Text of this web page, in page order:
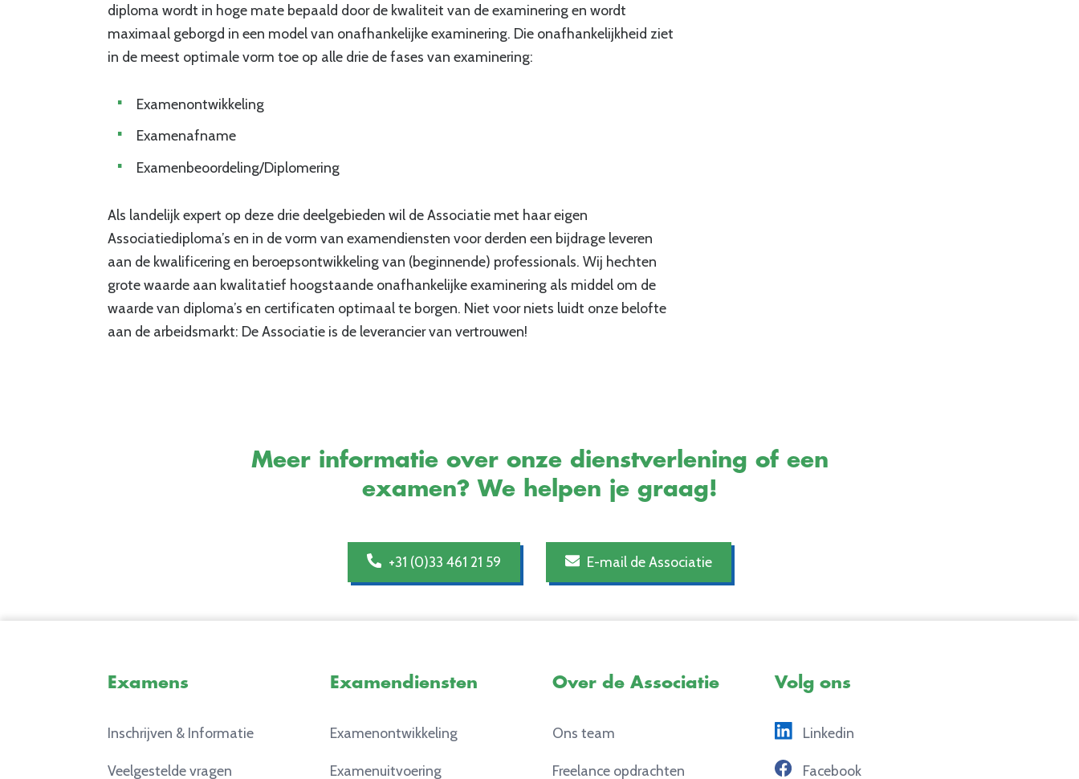
diploma wordt in hoge mate bepaald door de kwaliteit van de examinering en wordt
maximaal geborgd in een model van onafhankelijke examinering. Die onafhankelijkheid ziet
in de meest optimale vorm toe op alle drie de fases van examinering:
Examenontwikkeling
Examenafname
Examenbeoordeling/Diplomering
Als landelijk expert op deze drie deelgebieden wil de Associatie met haar eigen
Associatiediploma’s en in de vorm van examendiensten voor derden een bijdrage leveren
aan de kwalificering en beroepsontwikkeling van (beginnende) professionals. Wij hechten
grote waarde aan kwalitatief hoogstaande onafhankelijke examinering als middel om de
waarde van diploma’s en certificaten optimaal te borgen. Niet voor niets luidt onze belofte
aan de arbeidsmarkt: De Associatie is de leverancier van vertrouwen!
Meer informatie over onze dienstverlening of een
examen? We helpen je graag!
+31 (0)33 461 21 59 E-mail de Associatie
Examens
Inschrijven & Informatie
Veelgestelde vragen
Examendiensten
Examenontwikkeling
Examenuitvoering
Over de Associatie
Ons team
Freelance opdrachten
Volg ons
Linkedin
Facebook